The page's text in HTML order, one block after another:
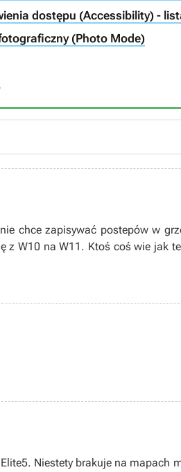
dostępu (Accessibility) -
(Photo Mode)
chce zapisywać postepów w
z W10 na W11. Ktoś coś wie jak
Elite5. Niestety brakuje na mapach